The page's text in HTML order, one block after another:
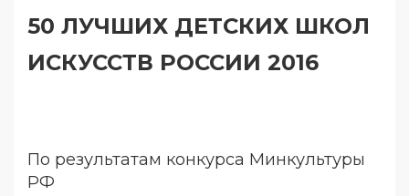
50 ЛУЧШИХ ДЕТСКИХ ШКОЛ
ИСКУССТВ РОССИИ 2016
По результатам конкурса Минкультуры
РФ